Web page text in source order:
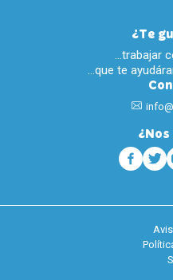
¿Te
…trabajar
…que te
¿Nos